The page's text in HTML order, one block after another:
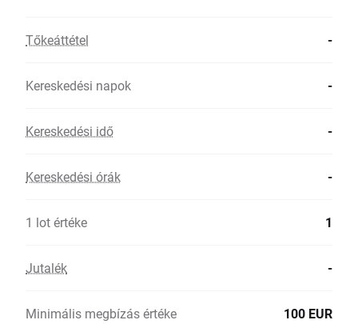
Tőkeáttétel -
Kereskedési napok -
Kereskedési idő -
Kereskedési órák -
1 lot értéke 1
Jutalék -
Minimális megbízás értéke 100 EUR